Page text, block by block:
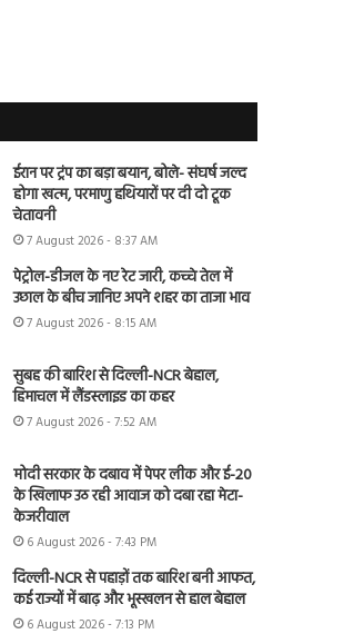
ईरान पर ट्रंप का बड़ा बयान, बोले- संघर्ष जल्द
होगा खत्म, परमाणु हथियारों पर दी दो टूक
चेतावनी
7 August 2026 - 8:37 AM
पेट्रोल-डीजल के नए रेट जारी, कच्चे तेल में
उछाल के बीच जानिए अपने शहर का ताजा भाव
7 August 2026 - 8:15 AM
सुबह की बारिश से दिल्ली-NCR बेहाल,
हिमाचल में लैंडस्लाइड का कहर
7 August 2026 - 7:52 AM
मोदी सरकार के दबाव में पेपर लीक और ई-20
के खिलाफ उठ रही आवाज को दबा रहा मेटा-
केजरीवाल
6 August 2026 - 7:43 PM
दिल्ली-NCR से पहाड़ों तक बारिश बनी आफत,
कई राज्यों में बाढ़ और भूस्खलन से हाल बेहाल
6 August 2026 - 7:13 PM